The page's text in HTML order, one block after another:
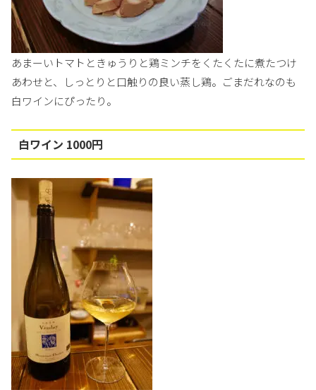
あまーいトマトときゅうりと鶏ミンチをくたくたに煮たつけ
あわせと、しっとりと口触りの良い蒸し鶏。ごまだれなのも
白ワインにぴったり。
白ワイン 1000円